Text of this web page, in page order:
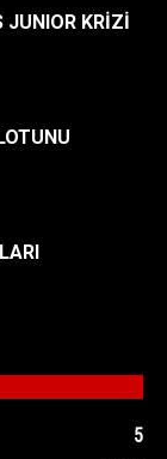
JUNIOR KRİZİ
5